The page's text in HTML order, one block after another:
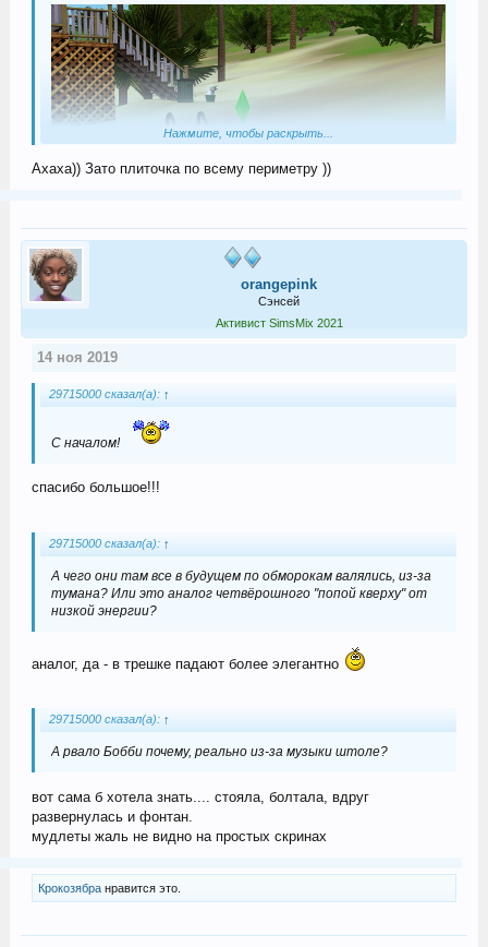
Нажмите, чтобы раскрыть...
Ахаха)) Зато плиточка по всему периметру ))
orangepink
Сэнсей
Активист SimsMix 2021
14 ноя 2019
29715000 сказал(а): ↑
С началом!
спасибо большое!!!
29715000 сказал(а): ↑
А чего они там все в будущем по обморокам валялись, из-за
тумана? Или это аналог четвёрошного "попой кверху" от
низкой энергии?
аналог, да - в трешке падают более элегантно
29715000 сказал(а): ↑
А рвало Бобби почему, реально из-за музыки штоле?
вот сама б хотела знать.... стояла, болтала, вдруг
развернулась и фонтан.
мудлеты жаль не видно на простых скринах
Крокозябранравится это.